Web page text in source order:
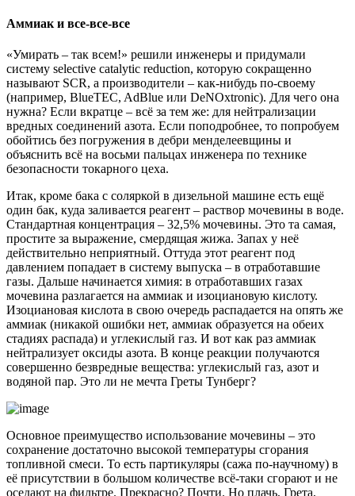
Аммиак и все-все-все​
«Умирать – так всем!» решили инженеры и придумали
систему selective catalytic reduction, которую сокращенно
называют SCR, а производители – как-нибудь по-своему
(например, BlueTEC, AdBlue или DeNOxtronic). Для чего она
нужна? Если вкратце – всё за тем же: для нейтрализации
вредных соединений азота. Если поподробнее, то попробуем
обойтись без погружения в дебри менделеевщины и
объяснить всё на восьми пальцах инженера по технике
безопасности токарного цеха.
Итак, кроме бака с соляркой в дизельной машине есть ещё
один бак, куда заливается реагент – раствор мочевины в воде.
Стандартная концентрация – 32,5% мочевины. Это та самая,
простите за выражение, смердящая жижа. Запах у неё
действительно неприятный. Оттуда этот реагент под
давлением попадает в систему выпуска – в отработавшие
газы. Дальше начинается химия: в отработавших газах
мочевина разлагается на аммиак и изоциановую кислоту.
Изоциановая кислота в свою очередь распадается на опять же
аммиак (никакой ошибки нет, аммиак образуется на обеих
стадиях распада) и углекислый газ. И вот как раз аммиак
нейтрализует оксиды азота. В конце реакции получаются
совершенно безвредные вещества: углекислый газ, азот и
водяной пар. Это ли не мечта Греты Тунберг?
Основное преимущество использование мочевины – это
сохранение достаточно высокой температуры сгорания
топливной смеси. То есть партикуляры (сажа по-научному) в
её присутствии в большом количестве всё-таки сгорают и не
оседают на фильтре. Прекрасно? Почти. Но плачь, Грета,